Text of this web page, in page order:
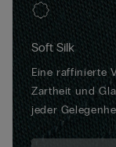
Soft Silk
Eine raffinierte
Zartheit und
jeder